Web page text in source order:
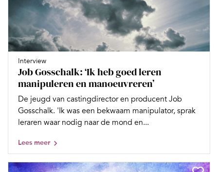
Interview
Job Gosschalk: ‘Ik heb goed leren
manipuleren en manoeuvreren’
De jeugd van castingdirector en producent Job
Gosschalk. 'Ik was een bekwaam manipulator, sprak
leraren waar nodig naar de mond en...
Lees meer